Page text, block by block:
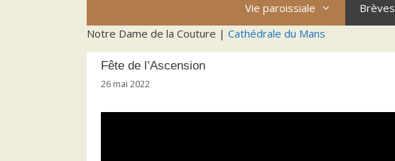
Vie paroissiale Brèves
Notre Dame de la Couture | Cathédrale du Mans
Fête de l’Ascension
26 mai 2022